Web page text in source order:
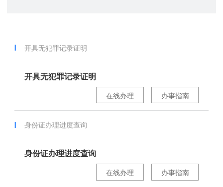
开具无犯罪记录证明
开具无犯罪记录证明
办事指南
在线办理
身份证办理进度查询
身份证办理进度查询
办事指南
在线办理